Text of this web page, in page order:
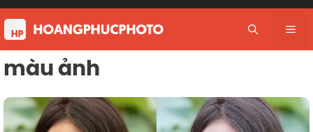
Skip
to
content
màu ảnh